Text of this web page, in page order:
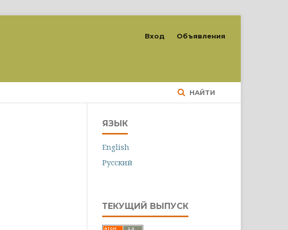
НАЙТИ
Вход Объявления
ЯЗЫК
English
Русский
ТЕКУЩИЙ ВЫПУСК